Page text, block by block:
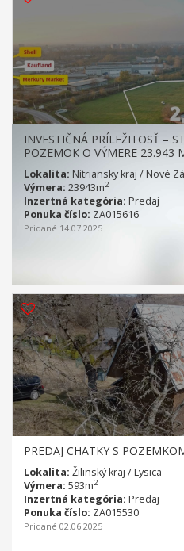
INVESTIČNÁ PRÍLEŽITOSŤ –
POZEMOK O VÝMERE 23.943
Lokalita: Nitriansky kraj / Nové
Výmera: 23943m2
Inzertná kategória: Predaj
Ponuka číslo: ZA015616
Pridané 14.07.2025
PREDAJ CHATKY S
Lokalita: Žilinský kraj / Lysica
Výmera: 593m2
Inzertná kategória: Predaj
Ponuka číslo: ZA015530
Pridané 02.06.2025